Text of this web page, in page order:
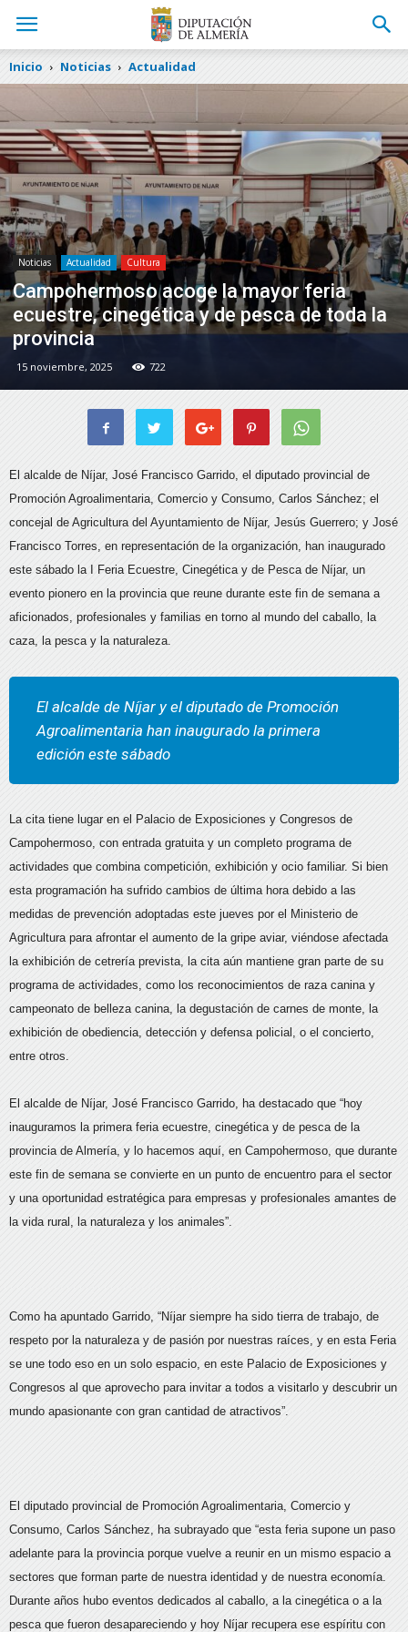
Inicio Noticias Actualidad
Noticias Actualidad Cultura
Campohermoso acoge la mayor feria
ecuestre, cinegética y de pesca de toda la
provincia
15 noviembre, 2025 722
El alcalde de Níjar, José Francisco Garrido, el diputado provincial de
Promoción Agroalimentaria, Comercio y Consumo, Carlos Sánchez; el
concejal de Agricultura del Ayuntamiento de Níjar, Jesús Guerrero; y José
Francisco Torres, en representación de la organización, han inaugurado
este sábado la I Feria Ecuestre, Cinegética y de Pesca de Níjar, un
evento pionero en la provincia que reune durante este fin de semana a
aficionados, profesionales y familias en torno al mundo del caballo, la
caza, la pesca y la naturaleza.
El alcalde de Níjar y el diputado de Promoción
Agroalimentaria han inaugurado la primera
edición este sábado
La cita tiene lugar en el Palacio de Exposiciones y Congresos de
Campohermoso, con entrada gratuita y un completo programa de
actividades que combina competición, exhibición y ocio familiar. Si bien
esta programación ha sufrido cambios de última hora debido a las
medidas de prevención adoptadas este jueves por el Ministerio de
Agricultura para afrontar el aumento de la gripe aviar, viéndose afectada
la exhibición de cetrería prevista, la cita aún mantiene gran parte de su
programa de actividades, como los reconocimientos de raza canina y
campeonato de belleza canina, la degustación de carnes de monte, la
exhibición de obediencia, detección y defensa policial, o el concierto,
entre otros.
El alcalde de Níjar, José Francisco Garrido, ha destacado que “hoy
inauguramos la primera feria ecuestre, cinegética y de pesca de la
provincia de Almería, y lo hacemos aquí, en Campohermoso, que durante
este fin de semana se convierte en un punto de encuentro para el sector
y una oportunidad estratégica para empresas y profesionales amantes de
la vida rural, la naturaleza y los animales”.
Como ha apuntado Garrido, “Níjar siempre ha sido tierra de trabajo, de
respeto por la naturaleza y de pasión por nuestras raíces, y en esta Feria
se une todo eso en un solo espacio, en este Palacio de Exposiciones y
Congresos al que aprovecho para invitar a todos a visitarlo y descubrir un
mundo apasionante con gran cantidad de atractivos”.
El diputado provincial de Promoción Agroalimentaria, Comercio y
Consumo, Carlos Sánchez, ha subrayado que “esta feria supone un paso
adelante para la provincia porque vuelve a reunir en un mismo espacio a
sectores que forman parte de nuestra identidad y de nuestra economía.
Durante años hubo eventos dedicados al caballo, a la cinegética o a la
pesca que fueron desapareciendo y hoy Níjar recupera ese espíritu con